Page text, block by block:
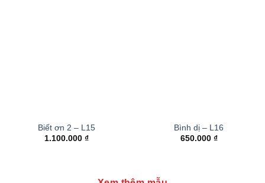
Biết ơn 2 – L15
1.100.000 ₫
Bình dị – L16
650.000 ₫